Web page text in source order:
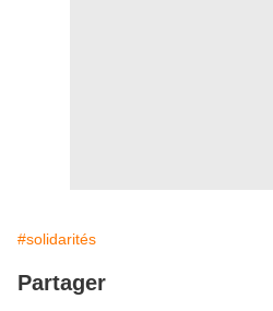
#solidarités
Partager